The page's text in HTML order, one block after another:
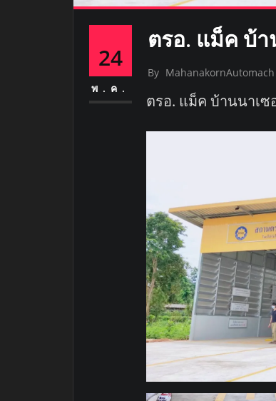
24
พ.ค.
ตรอ. แม็ค บ้า
By MahanakornAutomach
ตรอ. แม็ค บ้านนาเซ